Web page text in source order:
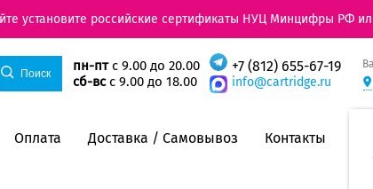
установите российские сертификаты НУЦ Минцифры РФ
пн-птс 9.00 до 20.00
сб-всс 9.00 до 18.00
+7 (812) 655-67-19
info@cartridge.ru
Оплата Доставка / Самовывоз Контакты